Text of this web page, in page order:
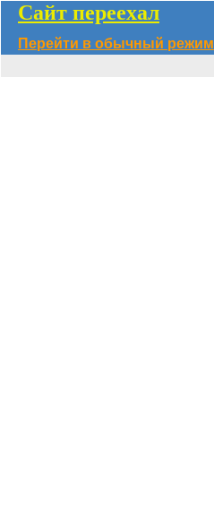
Сайт переехал
Перейти в обычный режим